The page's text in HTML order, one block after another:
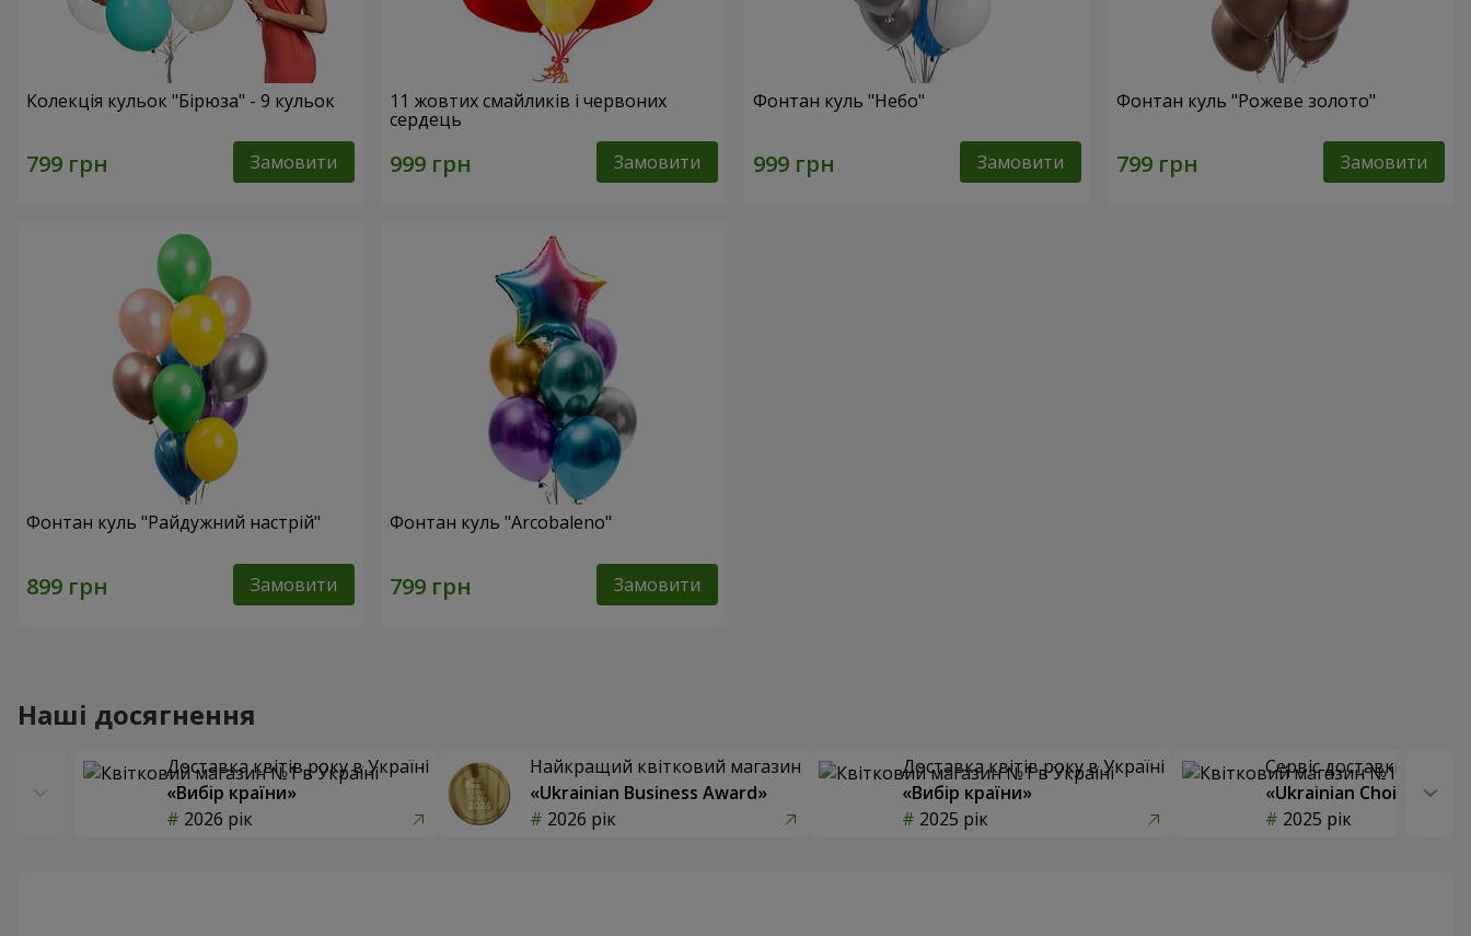
Колекція кульок "Бірюза" - 9 кульок
Замовити
11 жовтих смайликів і червоних
сердець
Замовити
Фонтан куль "Небо"
Замовити
Фонтан куль "Рожеве золото"
Замовити
Фонтан куль "Райдужний настрій"
Замовити
Фонтан куль "Arcobaleno"
Замовити
Наші досягнення
Доставка квітів року в Україні
«Вибір країни»
2026 рік
Найкращий квітковий магазин
«Ukrainian Business Award»
2026 рік
Доставка квітів року в Україні
«Вибір країни»
2025 рік
Сервіс доставки квітів
«Ukrainian Choice»
2025 рік